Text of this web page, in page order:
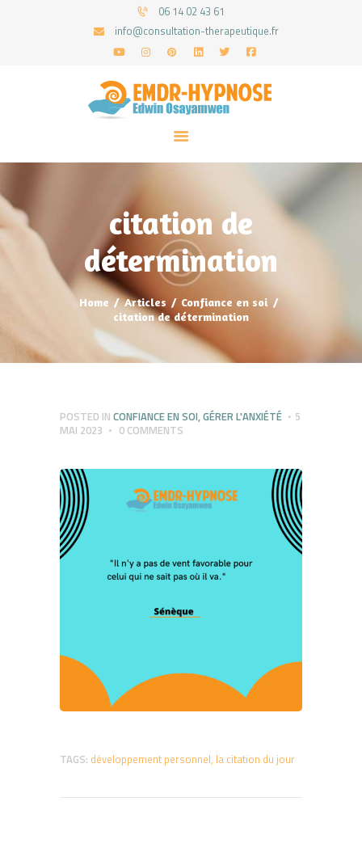
06 14 02 43 61
info@consultation-therapeutique.fr
citation de
détermination
Home Articles
Confiance en soi
citation de détermination
ACCUEIL
MON APPROCHE
ARTICLES
PRENEZ UN RDV
POSTED IN CONFIANCE EN SOI,GÉRER L'ANXIÉTÉ
5
MAI 2023
0 COMMENTS
TAGS: développement personnel, la citation du jour